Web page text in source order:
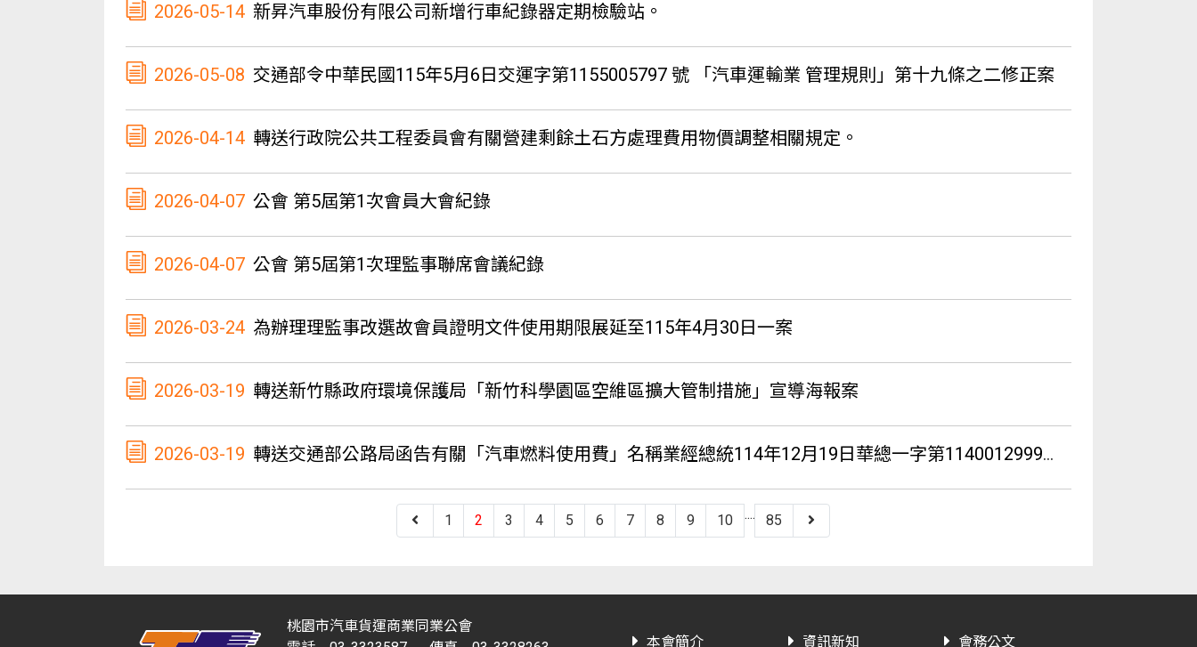
2026-05-14 新昇汽車股份有限公司新增行車紀錄器定期檢驗站。
2026-05-08 交通部令中華民國115年5月6日交運字第1155005797 號 「汽車運輸業 管理規則」第十九條之二修正案
2026-04-14 轉送行政院公共工程委員會有關營建剩餘土石方處理費用物價調整相關規定。
2026-04-07 公會 第5屆第1次會員大會紀錄
2026-04-07 公會 第5屆第1次理監事聯席會議紀錄
2026-03-24 為辦理理監事改選故會員證明文件使用期限展延至115年4月30日一案
2026-03-19 轉送新竹縣政府環境保護局「新竹科學園區空維區擴大管制措施」宣導海報案
2026-03-19 轉送交通部公路局函告有關「汽車燃料使用費」名稱業經總統114年12月19日華總一字第11400129991號令公布修正為「公路使用養護安全管理費」
1 2 3 4 5 6 7 8 9 10 .... 85
桃園市汽車貨運商業同業公會
本會簡介 資訊新知 會務公文